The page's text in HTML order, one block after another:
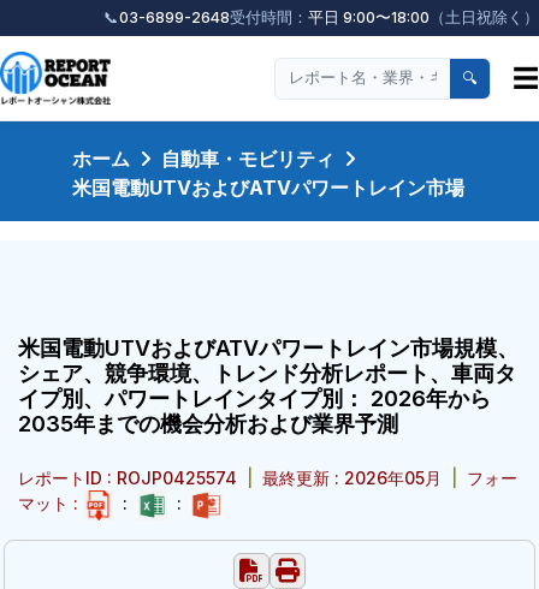
📞03-6899-2648受付時間： 平日 9:00〜18:00 （土日祝除く）
🔍 ☰
ホーム
自動車・モビリティ
米国電動UTVおよびATVパワートレイン市場
米国電動UTVおよびATVパワートレイン市場規模、
シェア、競争環境、トレンド分析レポート、車両タ
イプ別、パワートレインタイプ別： 2026年から
2035年までの機会分析および業界予測
レポートID : ROJP0425574 最終更新 : 2026年05月
フォー
マット :
: :